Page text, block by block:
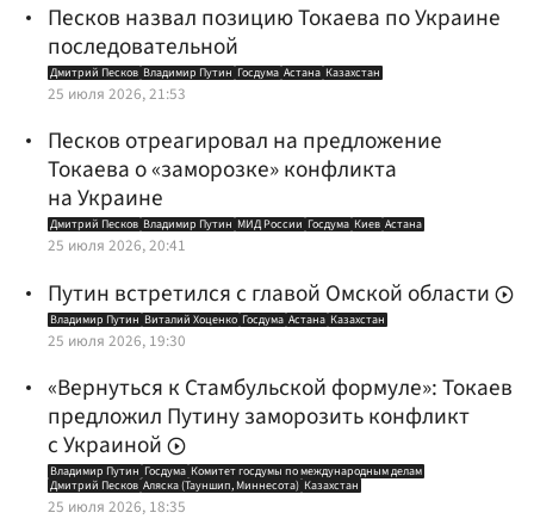
Песков назвал позицию Токаева по Украине
последовательной
Дмитрий Песков Владимир Путин Госдума Астана Казахстан
25 июля 2026, 21:53
Песков отреагировал на предложение
Токаева о «заморозке» конфликта
на Украине
Дмитрий Песков Владимир Путин МИД России Госдума Киев Астана
25 июля 2026, 20:41
Путин встретился с главой Омской области
Владимир Путин Виталий Хоценко Госдума Астана Казахстан
25 июля 2026, 19:30
«Вернуться к Стамбульской формуле»: Токаев
предложил Путину заморозить конфликт
с Украиной
Владимир Путин Госдума Комитет госдумы по международным делам
Дмитрий Песков Аляска (Тауншип, Миннесота) Казахстан
25 июля 2026, 18:35